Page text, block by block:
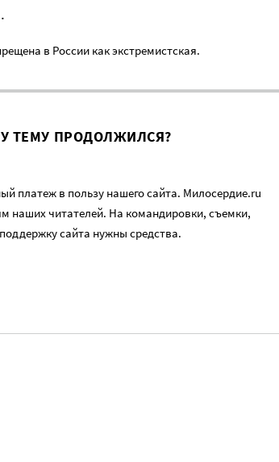
в России как экстремистская.
ТЕМУ ПРОДОЛЖИЛСЯ?
платеж в пользу нашего сайта. Милосердие.ru
наших читателей. На командировки, съемки,
сайта нужны средства.